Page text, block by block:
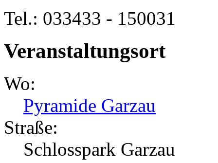
Tel.: 033433 - 150031
Veranstaltungsort
Wo:
Pyramide Garzau
Straße:
Schlosspark Garzau